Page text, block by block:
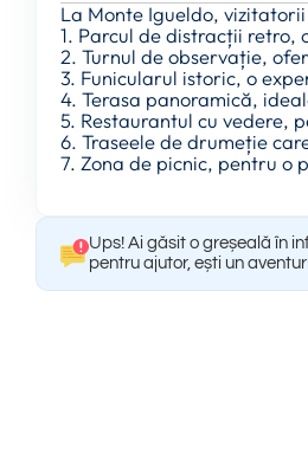
La Monte Igueldo,
1. Parcul de distracții retro,
2. Turnul de observație,
3. Funicularul istoric, o
4. Terasa panoramică,
5. Restaurantul cu vedere,
6. Traseele de drumeție
7. Zona de picnic, pentru o
Ups! Ai găsit o greșeală în
pentru ajutor, ești un